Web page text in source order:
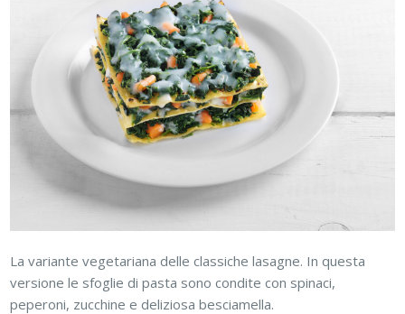
La variante vegetariana delle classiche lasagne. In questa
versione le sfoglie di pasta sono condite con spinaci,
peperoni, zucchine e deliziosa besciamella.